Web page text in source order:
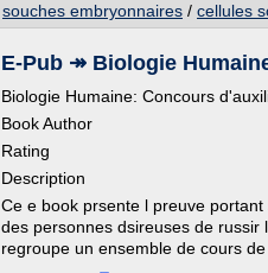
souches embryonnaires / cellules
E-Pub ↠ Biologie
Biologie Humaine: Concours
Book Author
Rating
Description
Ce e book prsente l preuve
des personnes dsireuses de
regroupe un ensemble de cours de